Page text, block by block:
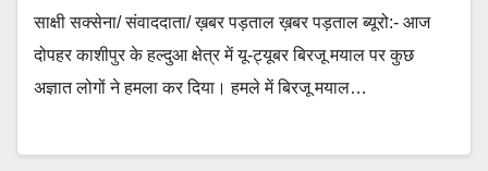
साक्षी सक्सेना/ संवाददाता/ ख़बर पड़ताल ख़बर पड़ताल ब्यूरो:- आज
दोपहर काशीपुर के हल्दुआ क्षेत्र में यू-ट्यूबर बिरजू मयाल पर कुछ
अज्ञात लोगों ने हमला कर दिया। हमले में बिरजू मयाल…